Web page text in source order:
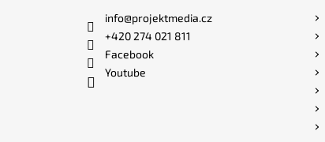
info@projektmedia.cz
+420 274 021 811
Facebook
Youtube